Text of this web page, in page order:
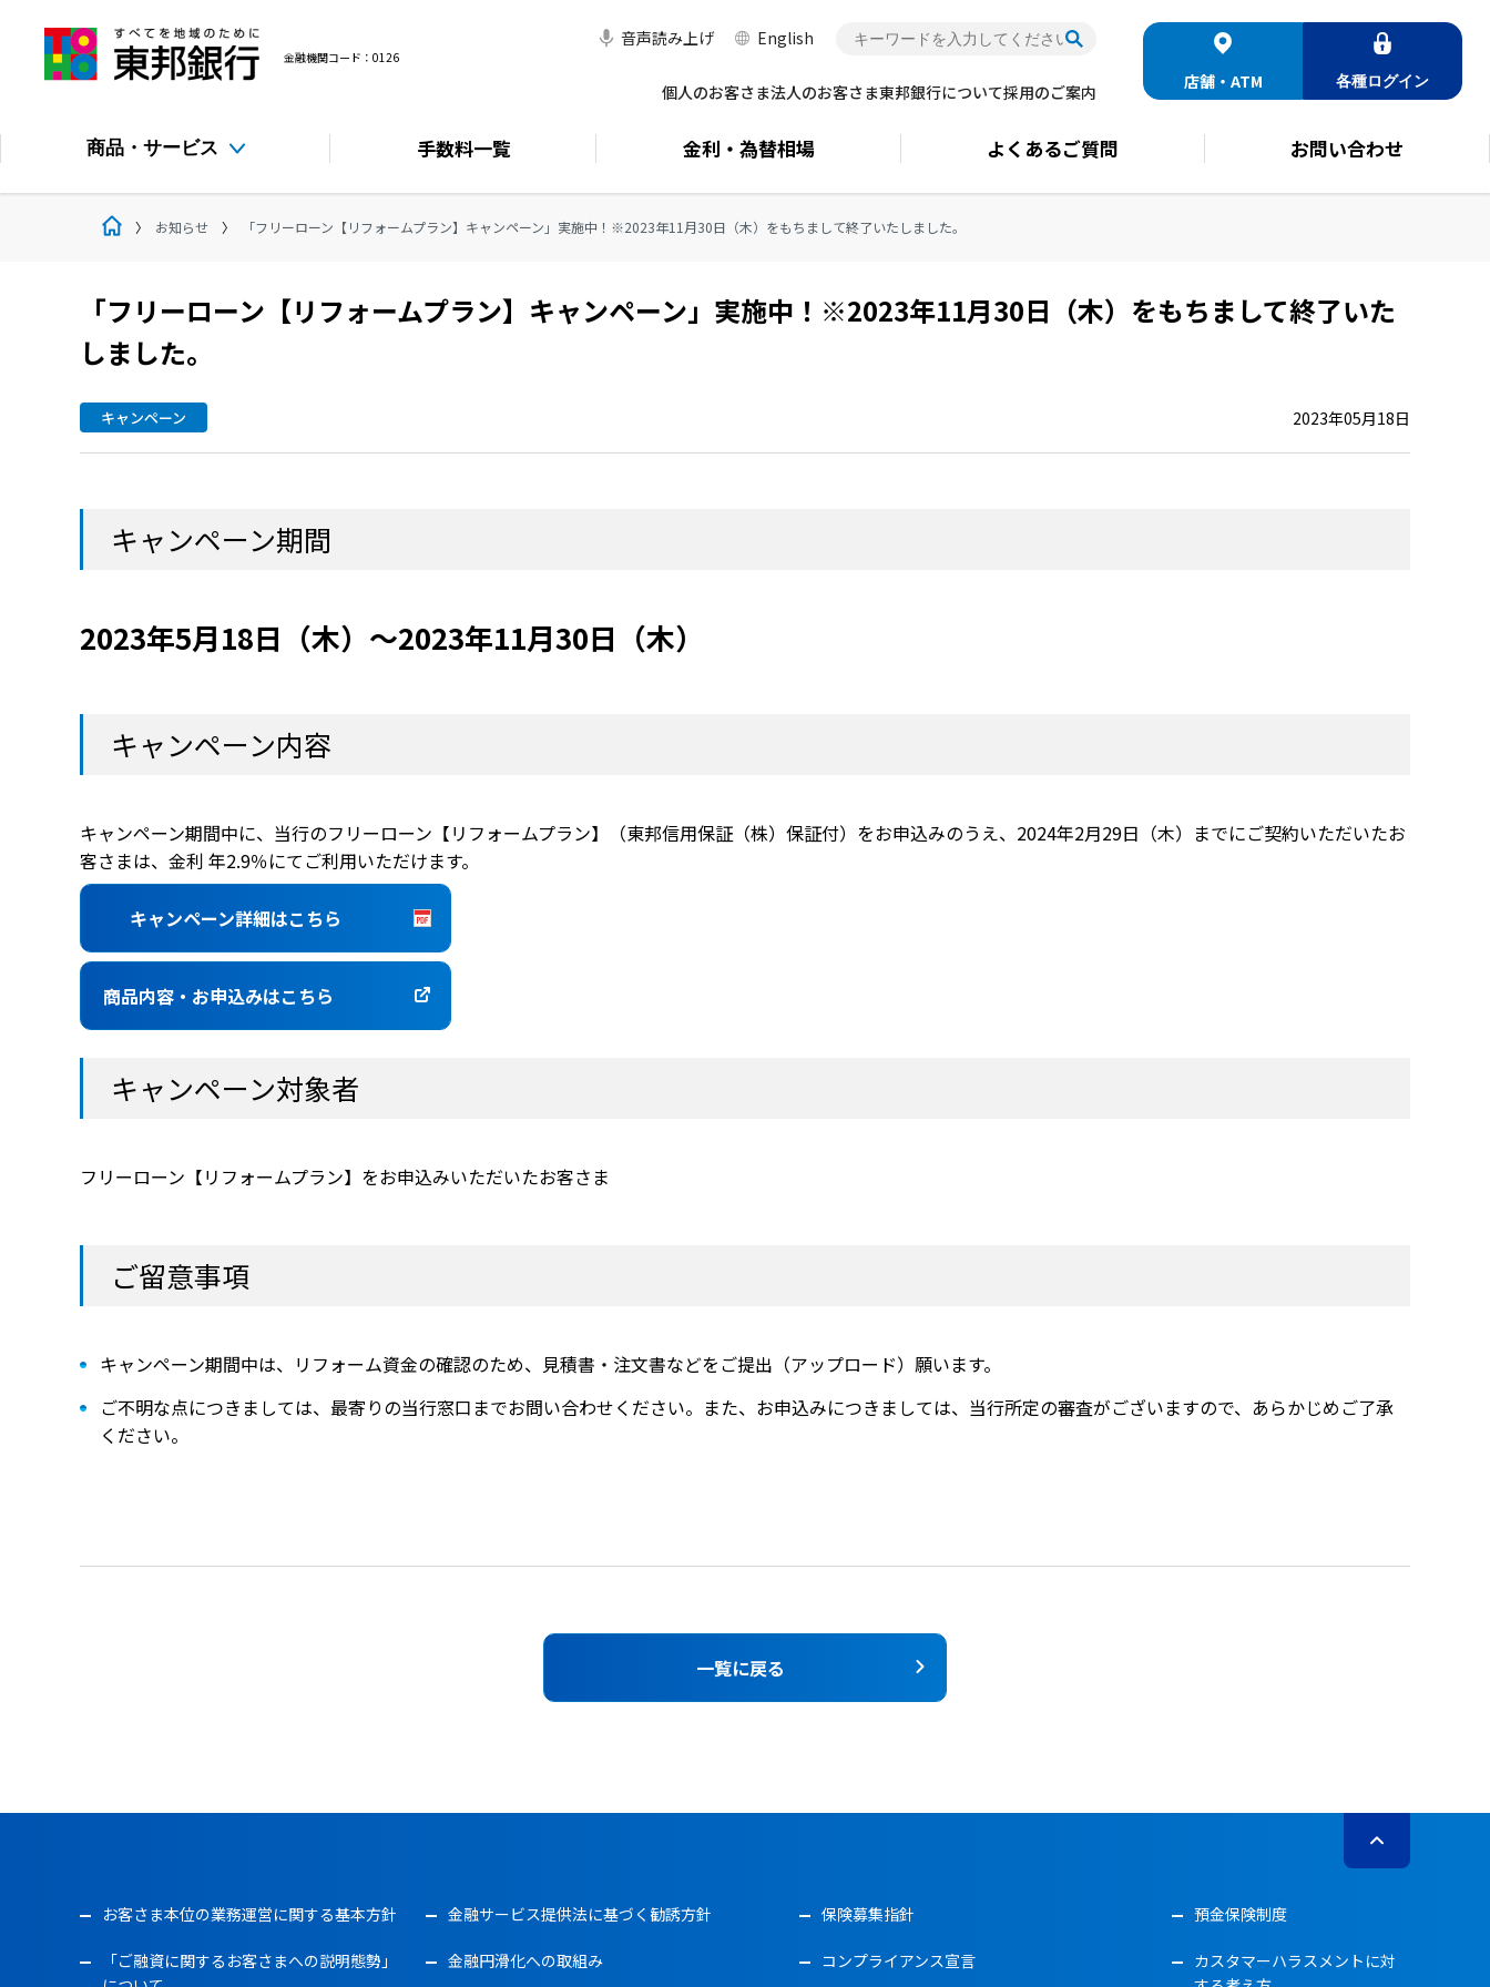
金融機関コード：0126
店舗・ATM 各種ログイン
商品・サービス 手数料一覧 金利・ 為替相場 よくあるご質問 お問い合わせ
English
音声読み上げ
個人のお客さま法人のお客さま東邦銀行について採用のご案内
お知らせ 「フリーローン【リフォームプラン】キャンペーン」実施中！※2023年11月30日（木）をもちまして終了いたしました。
「フリーローン【リフォームプラン】キャンペーン」実施中！※2023年11月30日（木）をもちまして終了いた
しました。
キャンペーン 2023年05月18日
キャンペーン期間
2023年5月18日（木）～2023年11月30日（木）
キャンペーン内容
キャンペーン期間中に、当行のフリーローン【リフォームプラン】（東邦信用保証（株）保証付）をお申込みのうえ、2024年2月29日（木）までにご契約いただいたお
客さまは、金利 年2.9％にてご利用いただけます。
キャンペーン詳細はこちら
商品内容・お申込みはこちら
キャンペーン対象者
フリーローン【リフォームプラン】をお申込みいただいたお客さま
ご留意事項
キャンペーン期間中は、リフォーム資金の確認のため、見積書・注文書などをご提出（アップロード）願います。
ご不明な点につきましては、最寄りの当行窓口までお問い合わせください。また、お申込みにつきましては、当行所定の審査がございますので、あらかじめご了承
ください。
一覧に戻る
お客さま本位の業務運営に関する基本方針 金融サービス提供法に基づく勧誘方針 保険募集指針 預金保険制度
「ご融資に関するお客さまへの説明態勢」
金融円滑化への取組み コンプライアンス宣言
カスタマーハラスメントに対